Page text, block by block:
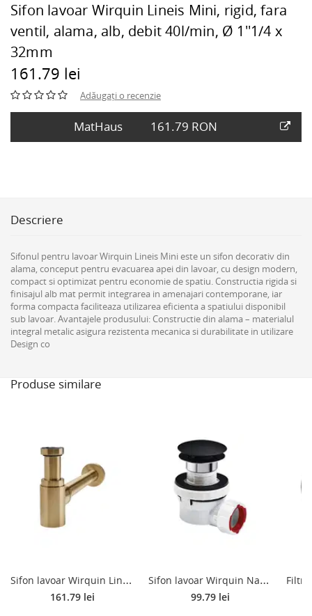
Sifon lavoar Wirquin Lineis Mini, rigid, fara
ventil, alama, alb, debit 40l/min, Ø 1''1/4 x
32mm
161.79 lei
Adăugați o recenzie
MatHaus 161.79 RON
Descriere
Sifonul pentru lavoar Wirquin Lineis Mini este un sifon decorativ din
alama, conceput pentru evacuarea apei din lavoar, cu design modern,
compact si optimizat pentru economie de spatiu. Constructia rigida si
finisajul alb mat permit integrarea in amenajari contemporane, iar
forma compacta faciliteaza utilizarea eficienta a spatiului disponibil
sub lavoar. Avantajele produsului: Constructie din alama – materialul
integral metalic asigura rezistenta mecanica si durabilitate in utilizare
Design co
Produse similare
S
ifon lavoar Wirquin Lineis Mini, rigid, fara ventil, alama, auriu periat, debit 40l/min, Ø 1''1/4 x 32mm
161.79 lei
S
ifon lavoar Wirquin Nano 6.7, rigid, cu ventil Quick-clac, antimiros, capac negru mat, ultra-compact 67 mm, Ø 63mm
99.79 lei